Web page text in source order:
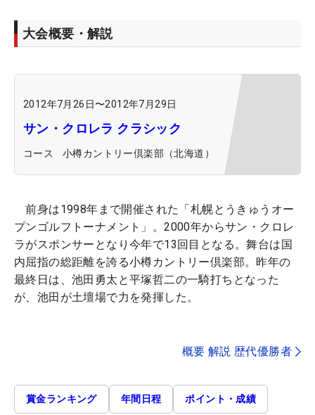
大会概要・解説
2012年7月26日〜2012年7月29日
サン・クロレラ クラシック
コース 小樽カントリー倶楽部（北海道）
前身は1998年まで開催された「札幌とうきゅうオー
プンゴルフトーナメント」。2000年からサン・クロレ
ラがスポンサーとなり今年で13回目となる。舞台は国
内屈指の総距離を誇る小樽カントリー倶楽部。昨年の
最終日は、池田勇太と平塚哲二の一騎打ちとなった
が、池田が土壇場で力を発揮した。
概要 解説 歴代優勝者
賞金ランキング 年間日程 ポイント・成績